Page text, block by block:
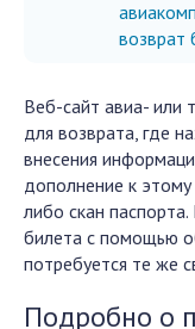
возврат
Веб-сайт авиа- или
для возврата, где
внесения
дополнение к
либо скан
билета с помощью
потребуется те же
Подробно о